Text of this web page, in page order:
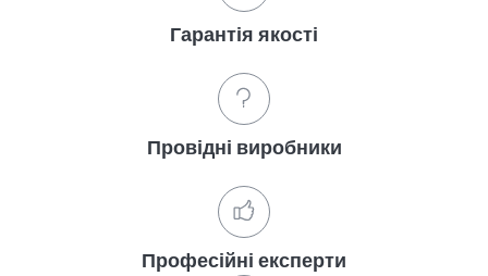
Гарантія якості
Провідні виробники
Професійні експерти